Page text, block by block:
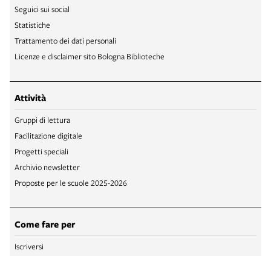
Seguici sui social
Statistiche
Trattamento dei dati personali
Licenze e disclaimer sito Bologna Biblioteche
Attività
Gruppi di lettura
Facilitazione digitale
Progetti speciali
Archivio newsletter
Proposte per le scuole 2025-2026
Come fare per
Iscriversi